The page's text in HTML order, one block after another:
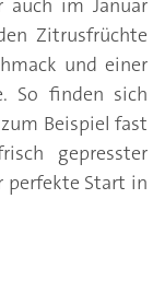
auch im Januar
Zitrusfrüchte
und einer
So finden sich
Beispiel fast
gepresster
perfekte Start in